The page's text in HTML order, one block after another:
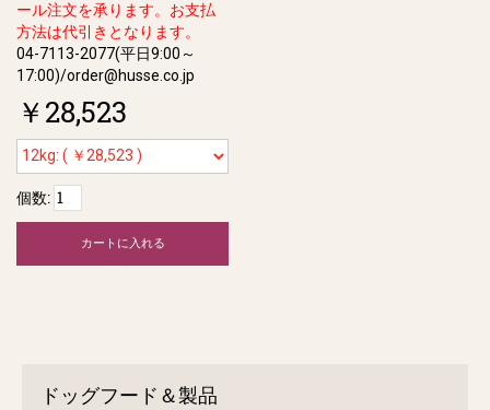
ール注文を承ります。お支払
方法は代引きとなります。
04-7113-2077(平日9:00～
17:00)/order@husse.co.jp
￥28,523
個数:
カートに入れる
ドッグフード＆製品